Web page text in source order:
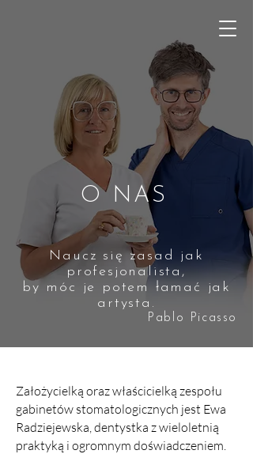
O NAS
Naucz się zasad jak
profesjonalista,
by móc je potem łamać jak
artysta.
Pablo Picasso
Założycielką oraz właścicielką zespołu
gabinetów stomatologicznych jest Ewa
Radziejewska,dentystka z wieloletnią
praktyką i ogromnym doświadczeniem.